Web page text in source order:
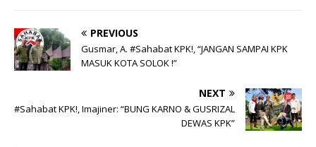
PREVIOUS
Gusmar, A. #Sahabat KPK!, “JANGAN SAMPAI KPK
MASUK KOTA SOLOK !”
NEXT
#Sahabat KPK!, Imajiner: “BUNG KARNO & GUSRIZAL
DEWAS KPK”